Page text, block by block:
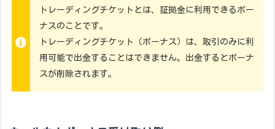
トレーディングチケットとは、証拠金に利用できるボー
ナスのことです。
トレーディングチケット（ボーナス）は、取引のみに利
用可能で出金することはできません。出金するとボーナ
スが削除されます。